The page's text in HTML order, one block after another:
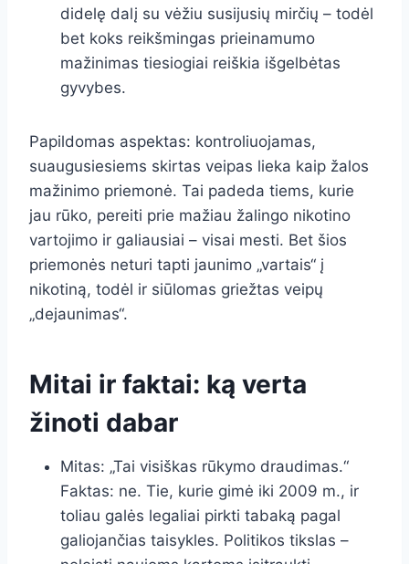
didelę dalį su vėžiu susijusių mirčių – todėl
bet koks reikšmingas prieinamumo
mažinimas tiesiogiai reiškia išgelbėtas
gyvybes.
Papildomas aspektas: kontroliuojamas,
suaugusiesiems skirtas veipas lieka kaip žalos
mažinimo priemonė. Tai padeda tiems, kurie
jau rūko, pereiti prie mažiau žalingo nikotino
vartojimo ir galiausiai – visai mesti. Bet šios
priemonės neturi tapti jaunimo „vartais“ į
nikotiną, todėl ir siūlomas griežtas veipų
„dejaunimas“.
Mitai ir faktai: ką verta
žinoti dabar
Mitas: „Tai visiškas rūkymo draudimas.“
Faktas: ne. Tie, kurie gimė iki 2009 m., ir
toliau galės legaliai pirkti tabaką pagal
galiojančias taisykles. Politikos tikslas –